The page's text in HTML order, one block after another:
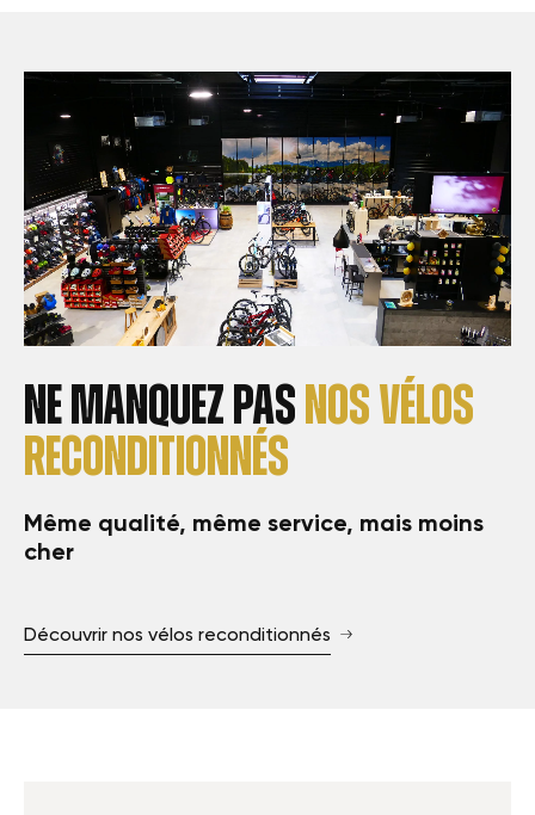
Ne manquez pas nos vélos
reconditionnés
Même qualité, même service, mais moins
cher
Découvrir nos vélos reconditionnés